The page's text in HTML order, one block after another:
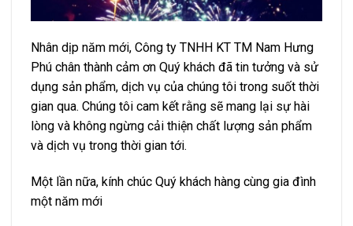
Nhân dịp năm mới, Công ty TNHH KT TM Nam Hưng
Phú chân thành cảm ơn Quý khách đã tin tưởng và sử
dụng sản phẩm, dịch vụ của chúng tôi trong suốt thời
gian qua. Chúng tôi cam kết rằng sẽ mang lại sự hài
lòng và không ngừng cải thiện chất lượng sản phẩm
và dịch vụ trong thời gian tới.
Một lần nữa, kính chúc Quý khách hàng cùng gia đình
một năm mới